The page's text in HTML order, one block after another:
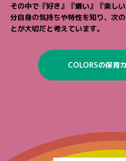
その中で『好き』『嫌い』『楽し
分自身の気持ちや特性を知り、 次
とが大切だと考えています。
COLORSの保育